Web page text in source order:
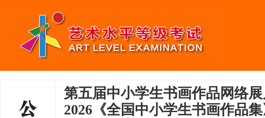
第五届中小学生书画作品网络
2026《全国中小学生书画作品